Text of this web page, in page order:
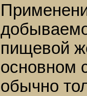
пищевой
основном
обычно